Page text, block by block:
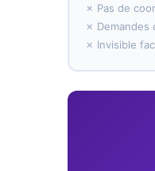
✗ Pas de
✗ Demandes
✗ Invisible